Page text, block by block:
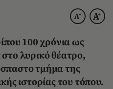
100 χρόνια ως
λυρικό θέατρο,
τμήμα της
ιστορίας του τόπου.